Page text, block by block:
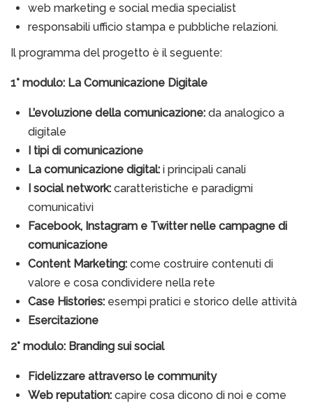
web marketing e social media specialist
responsabili ufficio stampa e pubbliche relazioni.
Il programma del progetto è il seguente:
1° modulo: La Comunicazione Digitale
L’evoluzione della comunicazione: da analogico a
digitale
I tipi di comunicazione
La comunicazione digital: i principali canali
I social network: caratteristiche e paradigmi
comunicativi
Facebook, Instagram e Twitter nelle campagne di
comunicazione
Content Marketing: come costruire contenuti di
valore e cosa condividere nella rete
Case Histories: esempi pratici e storico delle attività
Esercitazione
2° modulo: Branding sui social
Fidelizzare attraverso le community
Web reputation: capire cosa dicono di noi e come